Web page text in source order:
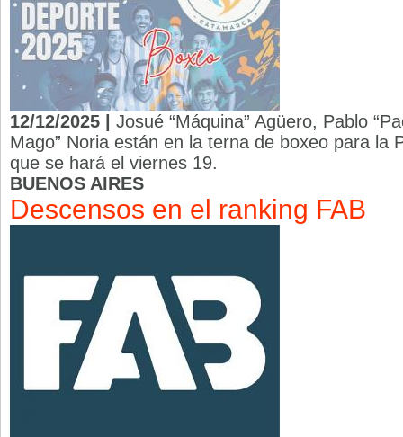
12/12/2025 | Josué “Máquina” Agüero, Pablo
Mago” Noria están en la terna de boxeo para la
que se hará el viernes 19.
BUENOS AIRES
Descensos en el ranking FAB